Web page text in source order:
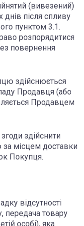
(вивезений)
після спливу
пунктом 3.1.
розпорядитися
повернення
здійснюється
Продавця (або
Продавцем
здійснити
місцем доставки
Покупця.
відсутності
передача товару
особі), яка